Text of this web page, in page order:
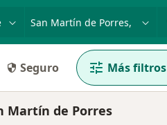
o nombre
p. ej. Lima
Seguro Más filtros
Martín de Porres